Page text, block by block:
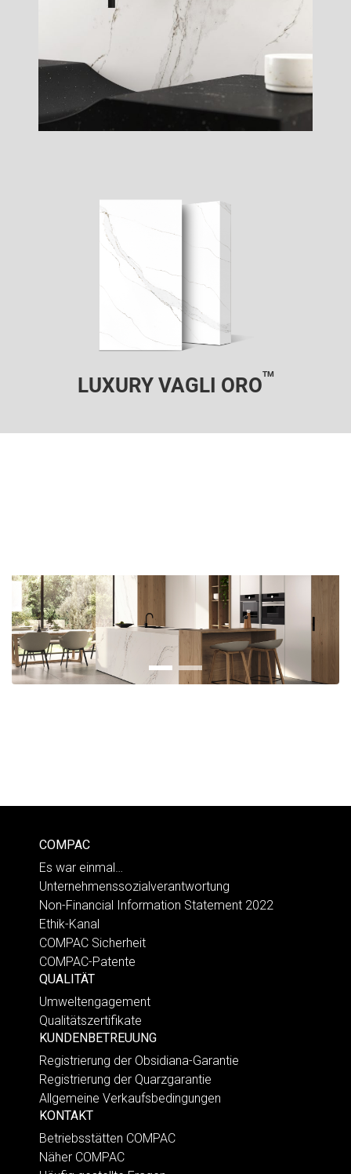
LUXURY VAGLI OROTM
COMPAC
Es war einmal…
Unternehmenssozialverantwortung
Non-Financial Information Statement 2022
Ethik-Kanal
COMPAC Sicherheit
COMPAC-Patente
QUALITÄT
Umweltengagement
Qualitätszertifikate
KUNDENBETREUUNG
Registrierung der Obsidiana-Garantie
Registrierung der Quarzgarantie
Allgemeine Verkaufsbedingungen
KONTAKT
Betriebsstätten COMPAC
Näher COMPAC